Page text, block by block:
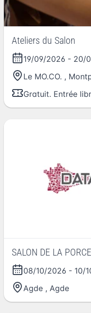
Ateliers du Salon
19/09/2026 - 20/
Le MO.CO. ,
Gratuit. Entrée
SALON DE LA
08/10/2026 - 10/
Agde , Agde